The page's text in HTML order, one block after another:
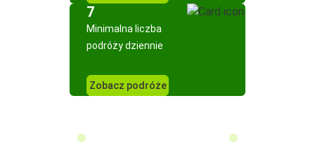
7
Minimalna liczba
podróży dziennie
Zobacz podróże